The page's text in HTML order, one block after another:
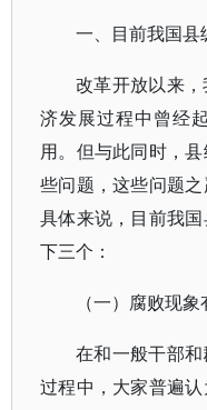
一、目前我国县
改革开放以来
济发展过程中曾经
用。但与此同时，
些问题，这些问题之
具体来说，目前我
下三个：
（一）腐败现
在和一般干部
过程中，大家普遍